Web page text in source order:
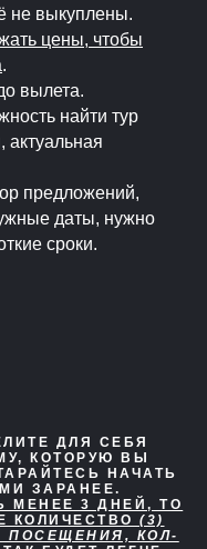
не выкуплены.
цены, чтобы
.
вылета.
найти тур
предложений,
даты, нужно
сроки.
ДЛЯ СЕБЯ
КОТОРУЮ ВЫ
НАЧАТЬ
ЗАРАНЕЕ.
МЕНЕЕ 3 ДНЕЙ, ТО
КОЛИЧЕСТВО (3)
ПОСЕЩЕНИЯ, КОЛ-